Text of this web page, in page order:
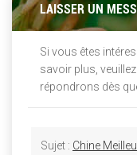
LAISSER UN
Si vous êtes
savoir plus,
répondrons dès
Sujet : Chine